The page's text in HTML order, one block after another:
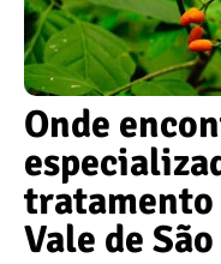
Onde
tratamento
Vale de